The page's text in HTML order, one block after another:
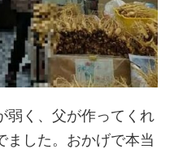
弱く、父が作ってくれ
ました。おかげで本当